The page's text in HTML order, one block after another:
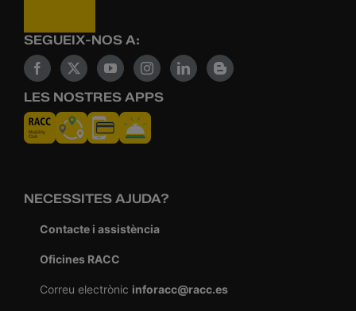
SEGUEIX-NOS A:
LES NOSTRES APPS
NECESSITES AJUDA?
Contacte i assistència
Oficines RACC
Correu electrònic inforacc@racc.es